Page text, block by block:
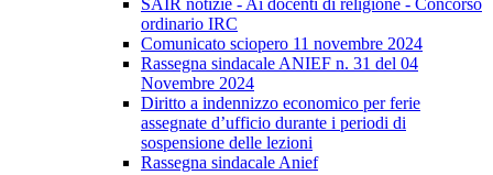
SAIR notizie - Ai docenti di religione - Concorso
ordinario IRC
Comunicato sciopero 11 novembre 2024
Rassegna sindacale ANIEF n. 31 del 04
Novembre 2024
Diritto a indennizzo economico per ferie
assegnate d’ufficio durante i periodi di
sospensione delle lezioni
Rassegna sindacale Anief